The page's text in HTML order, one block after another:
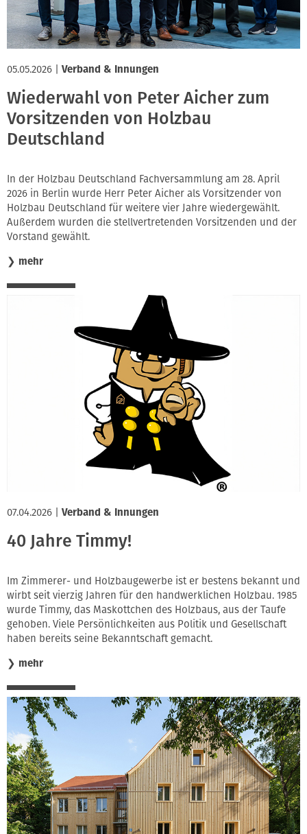
05.05.2026 Verband & Innungen
Wiederwahl von Peter Aicher zum
Vorsitzenden von Holzbau
Deutschland
In der Holzbau Deutschland Fachversammlung am 28. April
2026 in Berlin wurde Herr Peter Aicher als Vorsitzender von
Holzbau Deutschland für weitere vier Jahre wiedergewählt.
Außerdem wurden die stellvertretenden Vorsitzenden und der
Vorstand gewählt.
❯ mehr
07.04.2026 Verband & Innungen
40 Jahre Timmy!
Im Zimmerer- und Holzbaugewerbe ist er bestens bekannt und
wirbt seit vierzig Jahren für den handwerklichen Holzbau. 1985
wurde Timmy, das Maskottchen des Holzbaus, aus der Taufe
gehoben. Viele Persönlichkeiten aus Politik und Gesellschaft
haben bereits seine Bekanntschaft gemacht.
❯ mehr